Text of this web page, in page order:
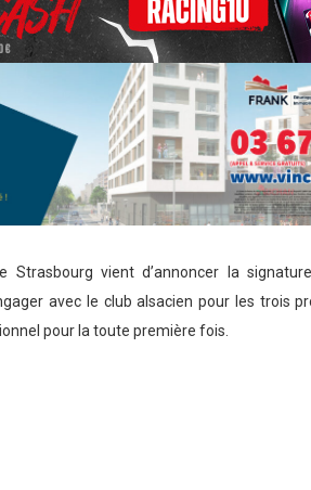
vient d’annoncer la
avec le club alsacien pour les trois
pour la toute première fois.